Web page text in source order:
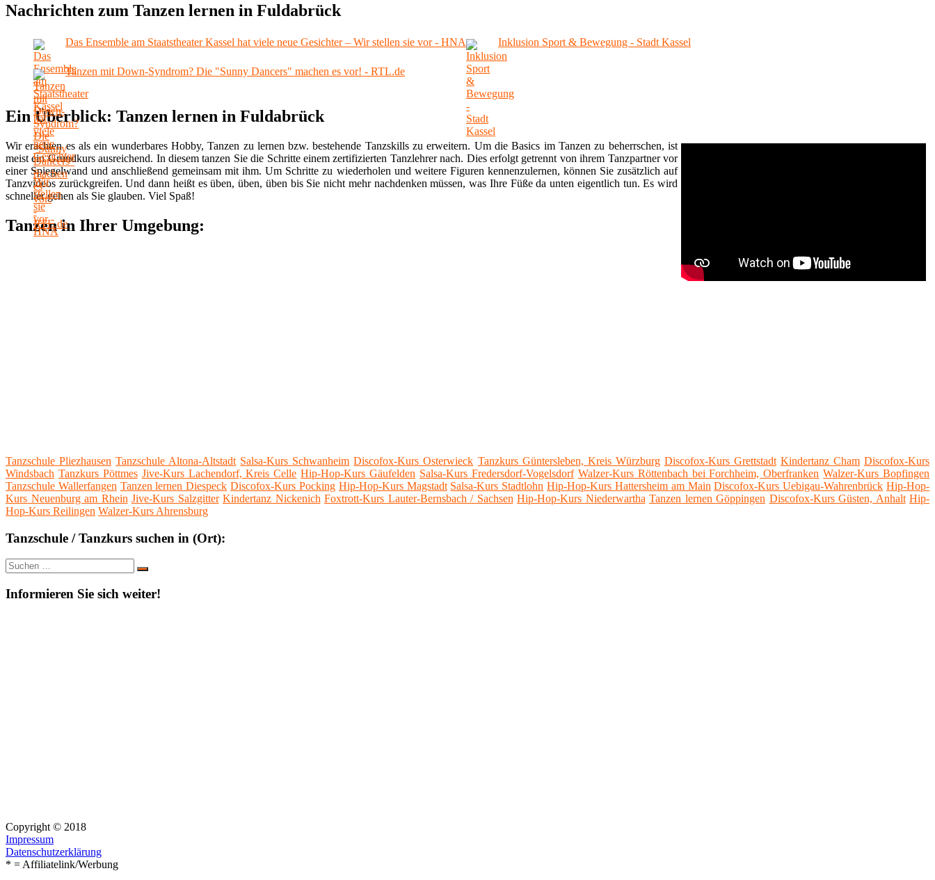
Nachrichten zum Tanzen lernen in Fuldabrück
Das Ensemble am Staatstheater Kassel hat viele neue Gesichter – Wir stellen sie vor - HNA Inklusion Sport & Bewegung - Stadt Kassel
Tanzen mit Down-Syndrom? Die "Sunny Dancers" machen es vor! - RTL.de
Ein Überblick: Tanzen lernen in Fuldabrück
Wir erachten es als ein wunderbares Hobby, Tanzen zu lernen bzw. bestehende Tanzskills zu erweitern. Um die Basics im Tanzen zu beherrschen, ist
meist ein Grundkurs ausreichend. In diesem tanzen Sie die Schritte einem zertifizierten Tanzlehrer nach. Dies erfolgt getrennt von ihrem Tanzpartner vor
einer Spiegelwand und anschließend gemeinsam mit ihm. Um Schritte zu wiederholen und weitere Figuren kennenzulernen, können Sie zusätzlich auf
Tanzvideos zurückgreifen. Und dann heißt es üben, üben, üben bis Sie nicht mehr nachdenken müssen, was Ihre Füße da unten eigentlich tun. Es wird
schneller gehen als Sie glauben. Viel Spaß!
Tanzen in Ihrer Umgebung:
Tanzschule Pliezhausen Tanzschule Altona-Altstadt Salsa-Kurs Schwanheim Discofox-Kurs Osterwieck Tanzkurs Güntersleben, Kreis Würzburg Discofox-Kurs Grettstadt Kindertanz Cham Discofox-Kurs
Windsbach Tanzkurs Pöttmes Jive-Kurs Lachendorf, Kreis Celle Hip-Hop-Kurs Gäufelden Salsa-Kurs Fredersdorf-Vogelsdorf Walzer-Kurs Röttenbach bei Forchheim, Oberfranken Walzer-Kurs Bopfingen
Tanzschule Wallerfangen Tanzen lernen Diespeck Discofox-Kurs Pocking Hip-Hop-Kurs Magstadt Salsa-Kurs Stadtlohn Hip-Hop-Kurs Hattersheim am Main Discofox-Kurs Uebigau-Wahrenbrück Hip-Hop-
Kurs Neuenburg am Rhein Jive-Kurs Salzgitter Kindertanz Nickenich Foxtrott-Kurs Lauter-Bernsbach / Sachsen Hip-Hop-Kurs Niederwartha Tanzen lernen Göppingen Discofox-Kurs Güsten, Anhalt Hip-
Hop-Kurs Reilingen Walzer-Kurs Ahrensburg
Tanzschule / Tanzkurs suchen in (Ort):
Suche
nach:
Suchen
Informieren Sie sich weiter!
Copyright © 2018
Impressum
Datenschutzerklärung
* = Affiliatelink/Werbung